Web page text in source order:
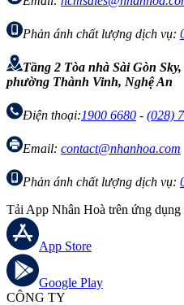
Phản ánh chất lượng dịch vụ:
Tầng 2 Tòa nhà Sài Gòn
phường Thành Vinh, Nghệ An
Điện thoại:1900 6680 - (028)
Email: contact@nhanhoa.com
Phản ánh chất lượng dịch vụ:
Tải App Nhân Hoà trên ứng dụng
App Store
Google Play
CÔNG TY